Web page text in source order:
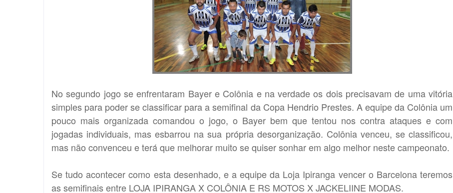
No segundo jogo se enfrentaram Bayer e Colônia e na verdade os dois precisavam de uma vitória
simples para poder se classificar para a semifinal da Copa Hendrio Prestes. A equipe da Colônia um
pouco mais organizada comandou o jogo, o Bayer bem que tentou nos contra ataques e com
jogadas individuais, mas esbarrou na sua própria desorganização. Colônia venceu, se classificou,
mas não convenceu e terá que melhorar muito se quiser sonhar em algo melhor neste campeonato.
Se tudo acontecer como esta desenhado, e a equipe da Loja Ipiranga vencer o Barcelona teremos
as semifinais entre LOJA IPIRANGA X COLÔNIA E RS MOTOS X JACKELIINE MODAS.